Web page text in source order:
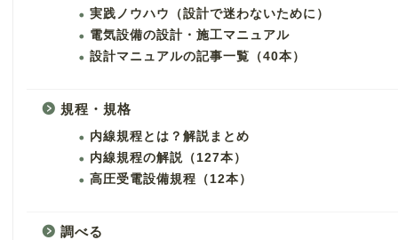
実践ノウハウ（設計で迷わないために）
電気設備の設計・施工マニュアル
設計マニュアルの記事一覧（40本）
規程・規格
内線規程とは？解説まとめ
内線規程の解説（127本）
高圧受電設備規程（12本）
調べる